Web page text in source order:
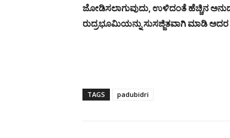
ಜೋಡಿಸಲಾಗುವುದು, ಉಳಿದಂತೆ ಹೆಚ್ಚಿನ
ರುದ್ರಭೂಮಿಯನ್ನು ಸುಸಜ್ಜಿತವಾಗಿ ಮಾಡಿ
TAGS padubidri